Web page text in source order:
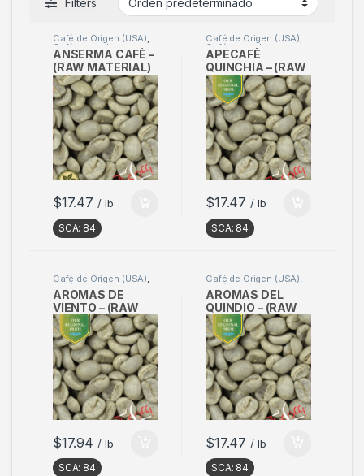
Filters
Café de Origen (USA),
Café en verde
ANSERMA CAFÈ –
(RAW MATERIAL)
Sample 2kg
$17.47 / lb
SCA: 84
Café de Origen (USA),
Café en verde
APECAFÈ
QUINCHIA – (RAW
MATERIAL)
Sample 2kg
$17.47 / lb
SCA: 84
Café de Origen (USA),
Café en verde
AROMAS DE
VIENTO – (RAW
MATERIAL)
Sample 2kg
$17.94 / lb
SCA: 84
Café de Origen (USA),
Café en verde
AROMAS DEL
QUINDIO – (RAW
MATERIAL)
Sample 2kg
$17.47 / lb
SCA: 84